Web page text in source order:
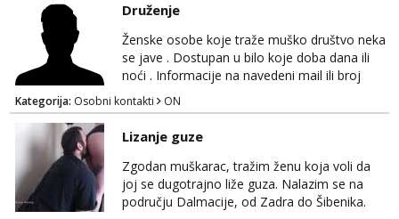
stanu; čista kupaonica i ručnici za vas prije ili
poslije masaže, nalazim se u centru grada. 🚫
NE POZIVI ,❌️ NE SEXCAM, ❌️NE
SEXCHATTING🚫...
Druženje
Ženske osobe koje traže muško društvo neka
se jave . Dostupan u bilo koje doba dana ili
noći . Informacije na navedeni mail ili broj
mobitela.
Kategorija: Osobni kontakti ON
Lizanje guze
Zgodan muškarac, tražim ženu koja voli da
joj se dugotrajno liže guza. Nalazim se na
području Dalmacije, od Zadra do Šibenika.